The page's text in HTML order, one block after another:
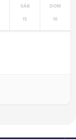
SÁB
15
DOM
16